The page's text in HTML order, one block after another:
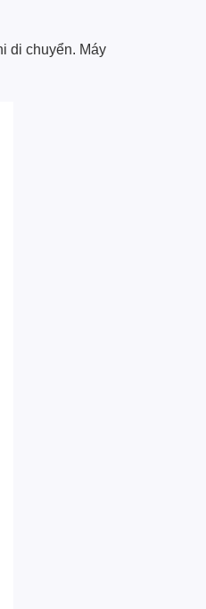
di chuyển. Máy